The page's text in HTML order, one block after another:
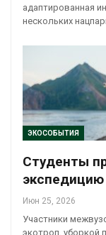
адаптированная
нескольких
ЭКОСОБЫТИЯ
Студенты
экспедицию
Июн 25, 2026
Участники
экотроп, уборкой